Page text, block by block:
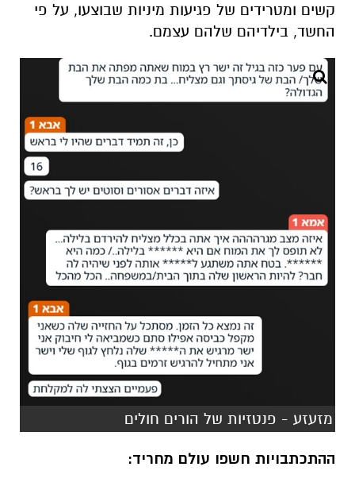
קשים ומטרידים של פגיעות מיניות שבוצעו, על פי
החשד, בילדיהם שלהם עצמם.
מזעזע - פנטזיות של הורים חולים
ההתכתבויות חשפו עולם מחריד: